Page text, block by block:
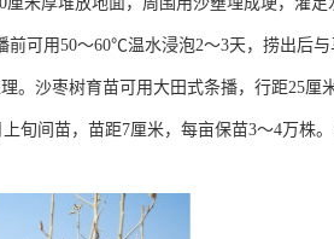
前可用50～60℃温水浸泡2～3天，捞出后
。沙枣树育苗可用大田式条播，行距25厘
旬间苗，苗距7厘米，每亩保苗3～4万株